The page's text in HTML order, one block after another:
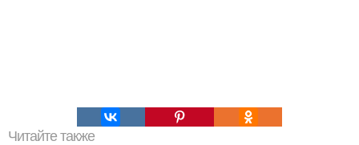
Читайте также